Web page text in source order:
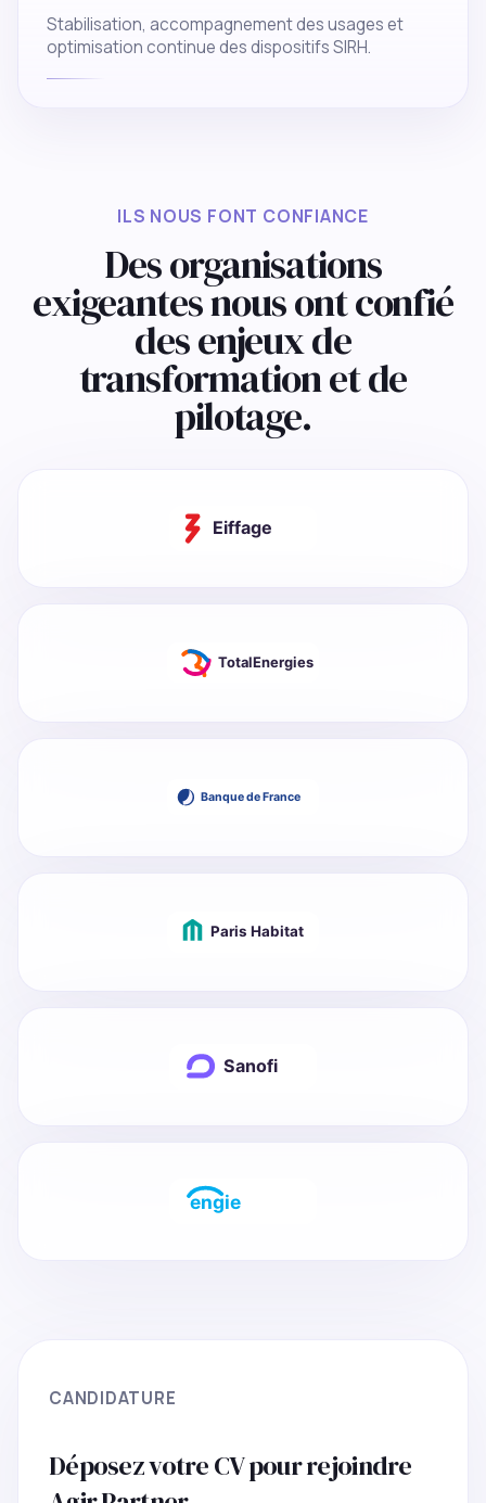
Stabilisation, accompagnement des usages et
optimisation continue des dispositifs SIRH.
ILS NOUS FONT CONFIANCE
Des organisations
exigeantes nous ont confié
des enjeux de
transformation et de
pilotage.
CANDIDATURE
Déposez votre CV pour rejoindre